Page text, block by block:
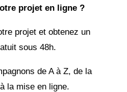
projet en ligne ?
projet et obtenez un
sous 48h.
de A à Z, de la
la mise en ligne.